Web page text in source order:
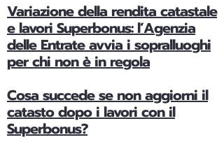
Variazione della rendita catastale
e lavori Superbonus: l’Agenzia
delle Entrate avvia i sopralluoghi
per chi non è in regola
Cosa succede se non aggiorni il
catasto dopo i lavori con il
Superbonus?